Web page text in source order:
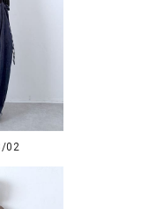
un cinq（アンサンク）
UNIVERSAL OVERALL（
USU GALLERY（ユーエ
ー）
02